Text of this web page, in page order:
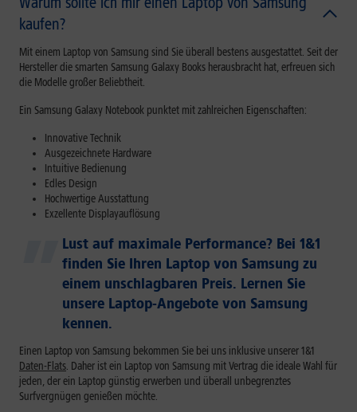
kaufen?
Mit einem Laptop von Samsung sind Sie überall bestens ausgestattet. Seit der
Hersteller die smarten Samsung Galaxy Books herausbracht hat, erfreuen sich
die Modelle großer Beliebtheit.
Ein Samsung Galaxy Notebook punktet mit zahlreichen Eigenschaften:
Innovative Technik
Ausgezeichnete Hardware
Intuitive Bedienung
Edles Design
Hochwertige Ausstattung
Exzellente Displayauflösung
Lust auf maximale Performance? Bei 1&1
finden Sie Ihren Laptop von Samsung zu
einem unschlagbaren Preis. Lernen Sie
unsere Laptop-Angebote von Samsung
kennen.
Einen Laptop von Samsung bekommen Sie bei uns inklusive unserer 1&1
Daten-Flats. Daher ist ein Laptop von Samsung mit Vertrag die ideale Wahl für
jeden, der ein Laptop günstig erwerben und überall unbegrenztes
Surfvergnügen genießen möchte.